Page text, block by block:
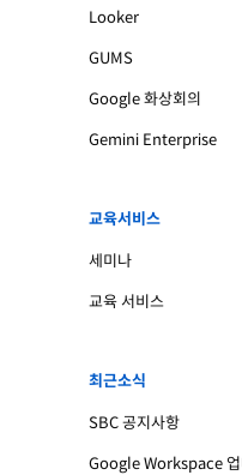
Looker
GUMS
Google 화상회의
Gemini Enterprise
교육서비스
세미나
교육 서비스
최근소식
SBC 공지사항
Google Workspace